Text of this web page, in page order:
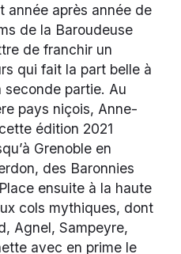
année après année de
de la Baroudeuse
de franchir un
qui fait la part belle à
partie. Au
pays niçois, Anne-
édition 2021
Grenoble en
des Baronnies
ensuite à la haute
cols mythiques, dont
Agnel, Sampeyre,
avec en prime le